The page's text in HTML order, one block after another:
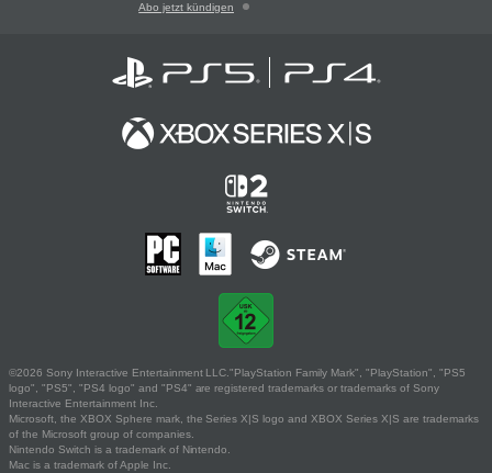
Abo jetzt kündigen
©2026 Sony Interactive Entertainment LLC."PlayStation Family Mark", "PlayStation", "PS5
logo", "PS5", "PS4 logo" and "PS4" are registered trademarks or trademarks of Sony
Interactive Entertainment Inc.
Microsoft, the XBOX Sphere mark, the Series X|S logo and XBOX Series X|S are trademarks
of the Microsoft group of companies.
Nintendo Switch is a trademark of Nintendo.
Mac is a trademark of Apple Inc.